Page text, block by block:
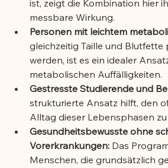
ist, zeigt die Kombination hier
messbare Wirkung.
Personen mit leichtem
gleichzeitig Taille und
werden, ist es ein idealer
metabolischen Auffälligkeiten.
Gestresste Studierende und
strukturierte Ansatz hilft, den
Alltag dieser Lebensphasen
Gesundheitsbewusste ohne
Vorerkrankungen: Das
Menschen, die grundsätzlich